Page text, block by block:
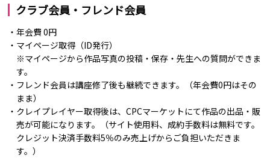
クラブ会員・フレンド会員
・年会費 0円
・マイページ取得（ID発行）
※マイページから作品写真の投稿・保存・先生への質問ができま
す。
・フレンド会員は講座修了後も継続できます。（年会費0円はその
まま）
・クレイプレイヤー取得後は、CPCマーケットにて作品の出品・販
売が可能になります。（サイト使用料、成約手数料は無料です。
クレジット決済手数料5％のみ売上げからご負担いただきま
す。）